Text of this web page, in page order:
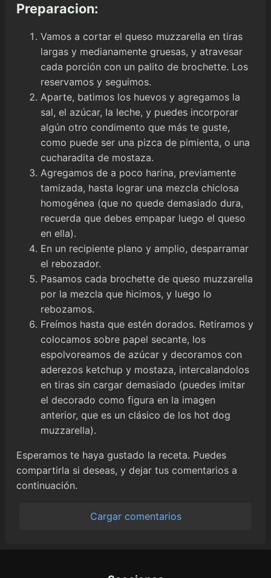
Preparacion:
Vamos a cortar el queso muzzarella en tiras
largas y medianamente gruesas, y atravesar
cada porción con un palito de brochette. Los
reservamos y seguimos.
Aparte, batimos los huevos y agregamos la
sal, el azúcar, la leche, y puedes incorporar
algún otro condimento que más te guste,
como puede ser una pizca de pimienta, o una
cucharadita de mostaza.
Agregamos de a poco harina, previamente
tamizada, hasta lograr una mezcla chiclosa
homogénea (que no quede demasiado dura,
recuerda que debes empapar luego el queso
en ella).
En un recipiente plano y amplio, desparramar
el rebozador.
Pasamos cada brochette de queso muzzarella
por la mezcla que hicimos, y luego lo
rebozamos.
Freímos hasta que estén dorados. Retiramos y
colocamos sobre papel secante, los
espolvoreamos de azúcar y decoramos con
aderezos ketchup y mostaza, intercalandolos
en tiras sin cargar demasiado (puedes imitar
el decorado como figura en la imagen
anterior, que es un clásico de los hot dog
muzzarella).
Esperamos te haya gustado la receta. Puedes
compartirla si deseas, y dejar tus comentarios a
continuación.
Cargar comentarios